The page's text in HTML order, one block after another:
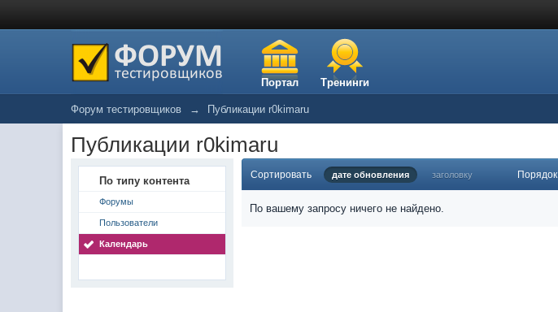
Портал Тренинги
Форум тестировщиков → Публикации r0kimaru
Публикации r0kimaru
По типу контента
Форумы
Пользователи
Календарь
Сортировать дате обновления заголовку Порядок
По вашему запросу ничего не найдено.